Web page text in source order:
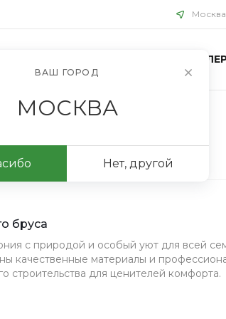
Москва
бруса
с природой и особый уют для всей
качественные материалы и
строительства для ценителей комфорта.
ВАШ ГОРОД
МОСКВА
Нет, другой